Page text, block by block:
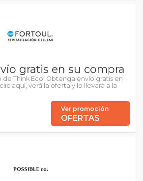
gratis en su compra
de Think Eco: Obtenga envío gratis en
aquí, verá la oferta y lo llevará a la
Ver promoción
OFERTAS